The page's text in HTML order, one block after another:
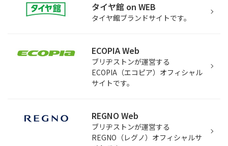
タイヤ館 on WEB
タイヤ館ブランドサイトです。
ECOPIA Web
ブリヂストンが運営する
ECOPIA（エコピア）オフィシャル
サイトです。
REGNO Web
ブリヂストンが運営する
REGNO（レグノ）オフィシャルサ